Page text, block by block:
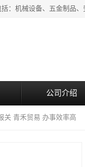
公司介绍
关 青禾贸易 办事效率高